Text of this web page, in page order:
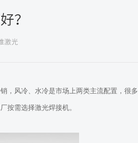
？
激光
，风冷、水冷是市场上两类主流配置，很多
按需选择激光焊接机。